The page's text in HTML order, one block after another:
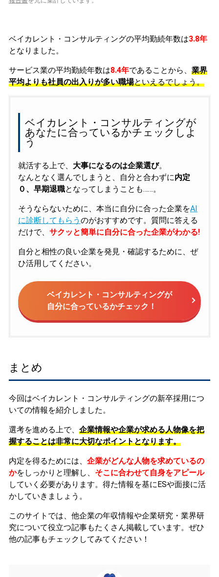
ベイカレント・コンサルティングの平均勤続年数は3.8年
となりました。
サービス業の平均勤続年数は8.4年であることから、 業界
平均よりも社員の出入りが多い職場といえるでしょう。
ベイカレント・コンサルティングが
あなたに合っているかチェックしよ
う
就活する上で、 大事になるのは企業選び。
なんとなく選んでしまうと、自分と合わずに内定
０、早期退職となってしまうことも……。
そうならないために、本当に自分に合った企業をAI
に診断してもらう のがおすすめです。質問に答える
だけで、 サクッと簡単に自分に合った企業がわかる!
自分と相性の良い企業を発見・確認するために、ぜ
ひ活用してください。
ベイカレント・コンサルティングが
自分に合っているかチェック！
まとめ
今回はベイカレント・コンサルティングの新卒採用につ
いての情報を紹介しました。
選考を進める上で、 企業情報や企業が求める人物像を把
握することは非常に大切なポイントとなります。
内定を得るためには、 企業がどんな人物を求めているの
かをしっかりと理解し、 そこに合わせて自身をアピール
していく必要があります。 得た情報を基にESや面接に活
かしていきましょう。
このサイトでは、他企業の年収情報や企業研究・業界研
究について役立つ記事もたくさん掲載しています。ぜひ
他の記事もチェックしてみてください！